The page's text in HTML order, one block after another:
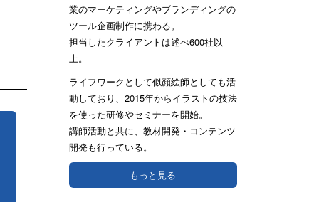
業のマーケティングやブランディングの
ツール企画制作に携わる。
担当したクライアントは述べ600社以
上。
ライフワークとして似顔絵師としても活
動しており、2015年からイラストの技法
を使った研修やセミナーを開始。
講師活動と共に、教材開発・コンテンツ
開発も行っている。
もっと見る